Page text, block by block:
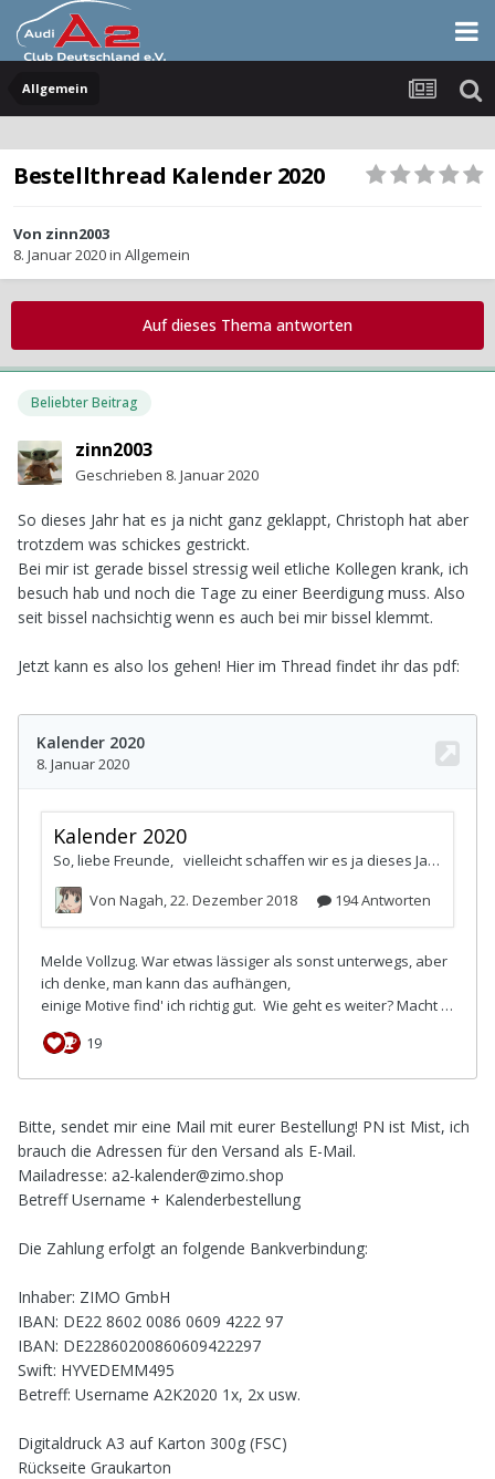
Allgemein
Bestellthread Kalender 2020
Von zinn2003
8. Januar 2020in Allgemein
Auf dieses Thema antworten
Beliebter Beitrag
zinn2003
Geschrieben 8. Januar 2020
So dieses Jahr hat es ja nicht ganz geklappt, Christoph hat aber
trotzdem was schickes gestrickt.
Bei mir ist gerade bissel stressig weil etliche Kollegen krank, ich
besuch hab und noch die Tage zu einer Beerdigung muss. Also
seit bissel nachsichtig wenn es auch bei mir bissel klemmt.
Jetzt kann es also los gehen! Hier im Thread findet ihr das pdf:
Bitte, sendet mir eine Mail mit eurer Bestellung! PN ist Mist, ich
brauch die Adressen für den Versand als E-Mail.
Mailadresse: a2-kalender@zimo.shop
Betreff Username + Kalenderbestellung
Die Zahlung erfolgt an folgende Bankverbindung:
Inhaber: ZIMO GmbH
IBAN: DE22 8602 0086 0609 4222 97
IBAN: DE22860200860609422297
Swift: HYVEDEMM495
Betreff: Username A2K2020 1x, 2x usw.
Digitaldruck A3 auf Karton 300g (FSC)
Rückseite Graukarton